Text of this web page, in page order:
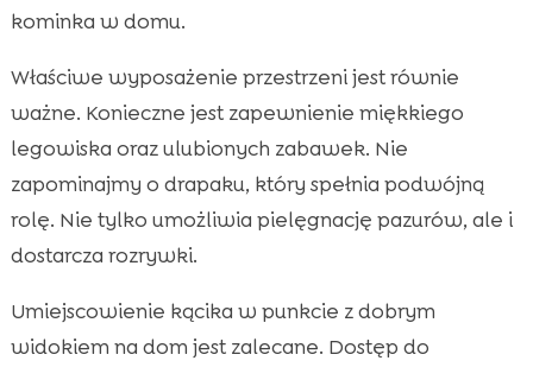
kominka w domu.
Właściwe wyposażenie przestrzeni jest równie
ważne. Konieczne jest zapewnienie miękkiego
legowiska oraz ulubionych zabawek. Nie
zapominajmy o drapaku, który spełnia podwójną
rolę. Nie tylko umożliwia pielęgnację pazurów, ale i
dostarcza rozrywki.
Umiejscowienie kącika w punkcie z dobrym
widokiem na dom jest zalecane. Dostęp do